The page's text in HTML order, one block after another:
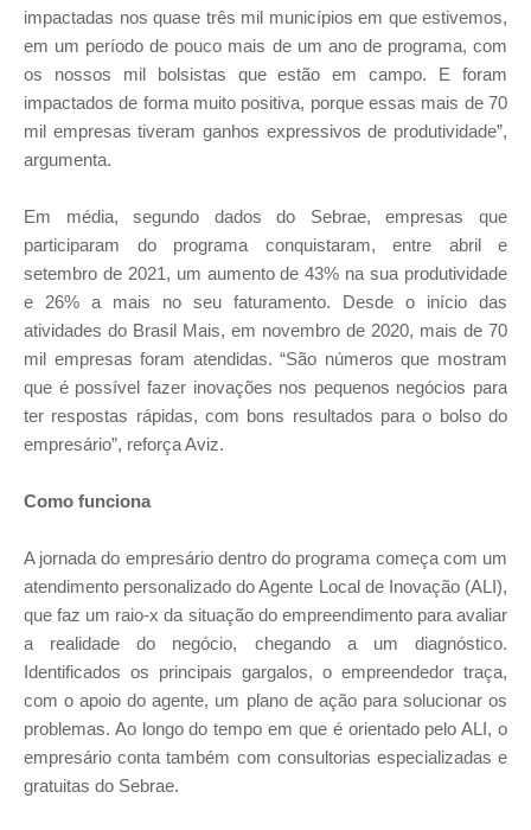
impactadas nos quase três mil municípios em que estivemos,
em um período de pouco mais de um ano de programa, com
os nossos mil bolsistas que estão em campo. E foram
impactados de forma muito positiva, porque essas mais de 70
mil empresas tiveram ganhos expressivos de produtividade”,
argumenta.
Em média, segundo dados do Sebrae, empresas que
participaram do programa conquistaram, entre abril e
setembro de 2021, um aumento de 43% na sua produtividade
e 26% a mais no seu faturamento. Desde o início das
atividades do Brasil Mais, em novembro de 2020, mais de 70
mil empresas foram atendidas. “São números que mostram
que é possível fazer inovações nos pequenos negócios para
ter respostas rápidas, com bons resultados para o bolso do
empresário”, reforça Aviz.
Como funciona
A jornada do empresário dentro do programa começa com um
atendimento personalizado do Agente Local de Inovação (ALI),
que faz um raio-x da situação do empreendimento para avaliar
a realidade do negócio, chegando a um diagnóstico.
Identificados os principais gargalos, o empreendedor traça,
com o apoio do agente, um plano de ação para solucionar os
problemas. Ao longo do tempo em que é orientado pelo ALI, o
empresário conta também com consultorias especializadas e
gratuitas do Sebrae.